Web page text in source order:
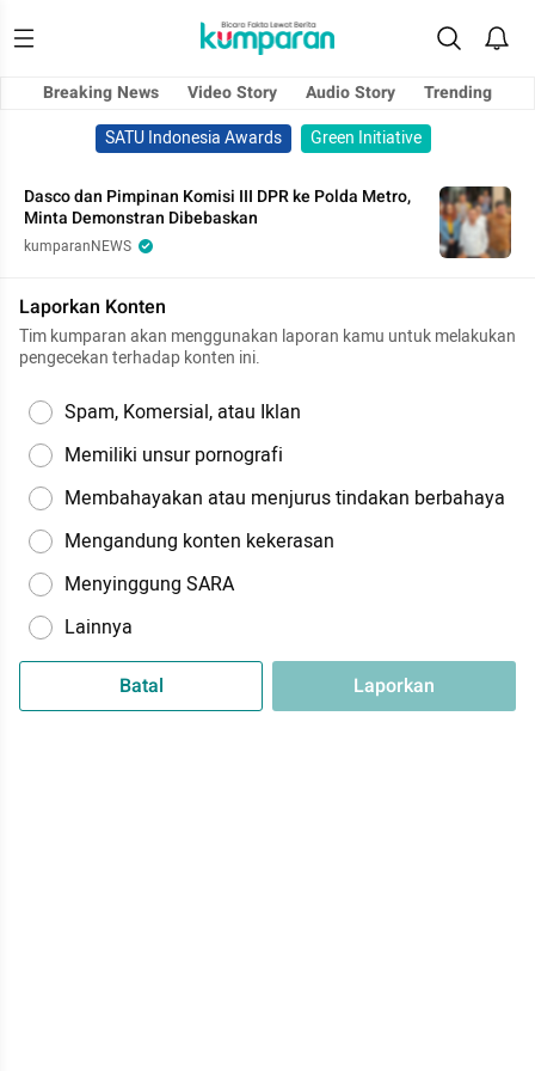
Breaking News Video Story Audio Story
Trending
SATU Indonesia Awards
Green Initiative
Dasco dan Pimpinan Komisi III DPR ke Polda Metro,
Minta Demonstran Dibebaskan
kumparanNEWS
Laporkan Konten
Tim kumparan akan menggunakan laporan kamu untuk melakukan
pengecekan terhadap konten ini.
Spam, Komersial, atau Iklan
Memiliki unsur pornografi
Membahayakan atau menjurus tindakan berbahaya
Mengandung konten kekerasan
Menyinggung SARA
Lainnya
Batal Laporkan